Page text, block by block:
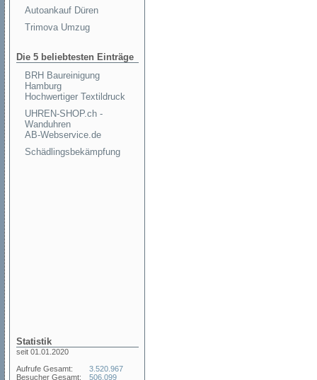
Autoankauf Düren
Trimova Umzug
Die 5 beliebtesten Einträge
BRH Baureinigung
Hamburg
Hochwertiger Textildruck
UHREN-SHOP.ch -
Wanduhren
AB-Webservice.de
Schädlingsbekämpfung
Statistik
seit 01.01.2020
Aufrufe Gesamt:
Besucher Gesamt:
3.520.967
506.099